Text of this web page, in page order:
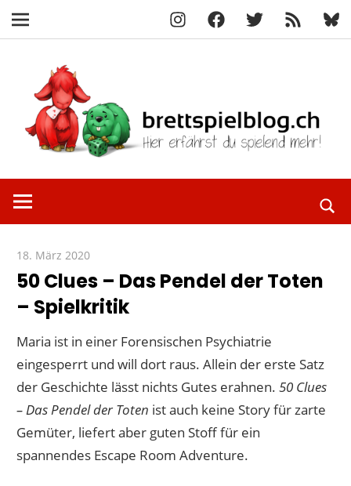
InstagramFacebook
X
RSS-
Feed
Navigation
springen
erfährst
mehr!
18. März 2020
50 Clues – Das Pendel der Toten
– Spielkritik
Maria ist in einer Forensischen Psychiatrie
eingesperrt und will dort raus. Allein der erste Satz
der Geschichte lässt nichts Gutes erahnen.50 Clues
– Das Pendel der Toten ist auch keine Story für zarte
Gemüter, liefert aber guten Stoff für ein
spannendes Escape Room Adventure.